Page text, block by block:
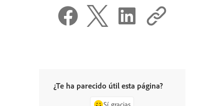
¿Te ha parecido útil esta página?
Sí, gracias